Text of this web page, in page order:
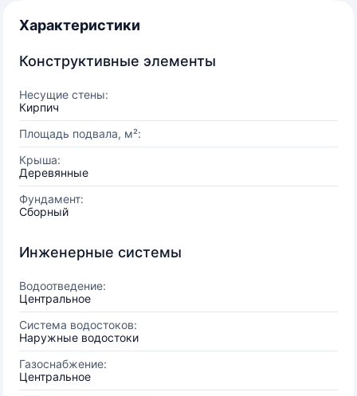
Характеристики
Конструктивные элементы
Несущие стены:
Кирпич
Площадь подвала, м²:
Крыша:
Деревянные
Фундамент:
Сборный
Инженерные системы
Водоотведение:
Центральное
Система водостоков:
Наружные водостоки
Газоснабжение:
Центральное